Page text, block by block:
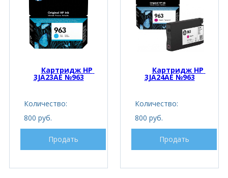
Картридж HP
3JA23AE №963
Количество:
800 руб.
Продать
Картридж HP
3JA24AE №963
Количество:
800 руб.
Продать